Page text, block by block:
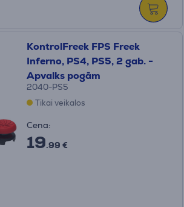
KontrolFreek FPS Freek
Inferno, PS4, PS5, 2 gab. -
Apvalks pogām
2040-PS5
Tikai veikalos
Cena:
19.99 €